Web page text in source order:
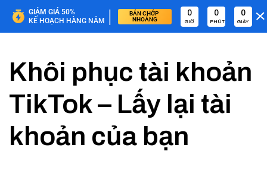
GIẢM GIÁ 50%
KẾ HOẠCH HÀNG NĂM |
BÁN CHỚP
NHOÁNG
0
GIỜ
0
PHÚT
0
GIÂY
Khôi phục tài khoản
TikTok – Lấy lại tài
khoản của bạn